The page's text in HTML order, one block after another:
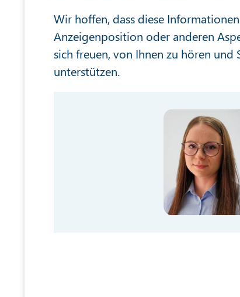
Wir hoffen, dass diese
Anzeigenposition oder anderen
sich freuen, von Ihnen zu hören
unterstützen.